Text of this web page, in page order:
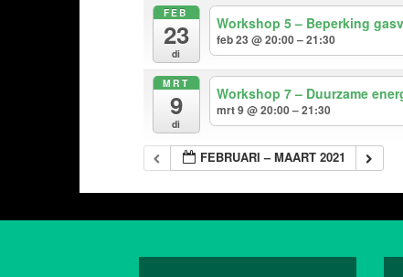
FEB
23
di
Workshop 5 – Beperking
feb 23 @ 20:00 – 21:30
MRT
9
di
Workshop 7 – Duurzame
mrt 9 @ 20:00 – 21:30
FEBRUARI – MAART 2021